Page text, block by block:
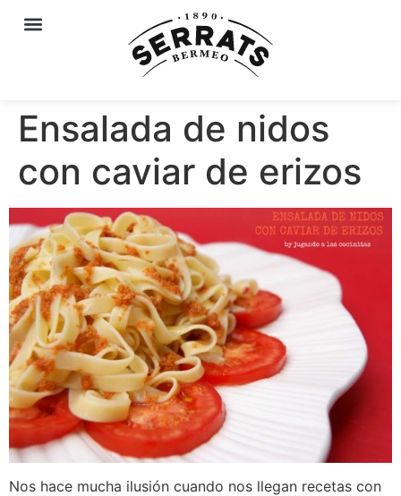
Ensalada de nidos
con caviar de erizos
Nos hace mucha ilusión cuando nos llegan recetas con